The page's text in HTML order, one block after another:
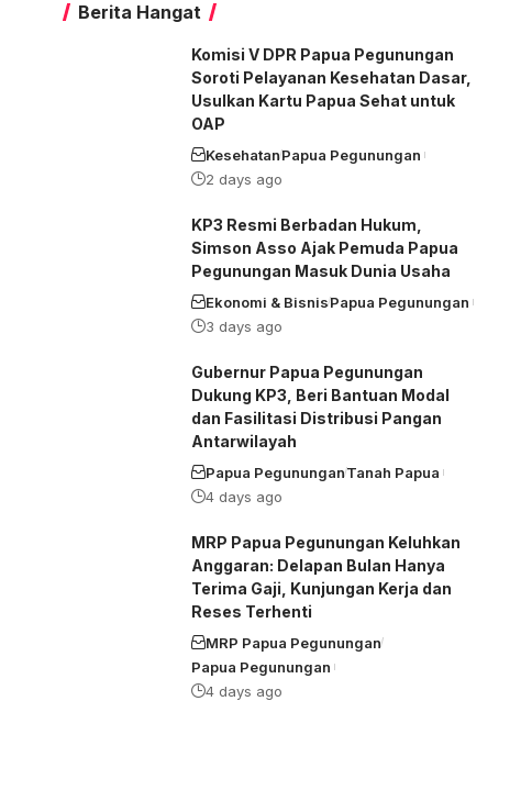
Berita Hangat
Komisi V DPR Papua Pegunungan
Soroti Pelayanan Kesehatan Dasar,
Usulkan Kartu Papua Sehat untuk
OAP
KesehatanPapua Pegunungan
2 days ago
KP3 Resmi Berbadan Hukum,
Simson Asso Ajak Pemuda Papua
Pegunungan Masuk Dunia Usaha
Ekonomi & BisnisPapua Pegunungan
3 days ago
Gubernur Papua Pegunungan
Dukung KP3, Beri Bantuan Modal
dan Fasilitasi Distribusi Pangan
Antarwilayah
Papua PegununganTanah Papua
4 days ago
MRP Papua Pegunungan Keluhkan
Anggaran: Delapan Bulan Hanya
Terima Gaji, Kunjungan Kerja dan
Reses Terhenti
MRP Papua Pegunungan
Papua Pegunungan
4 days ago